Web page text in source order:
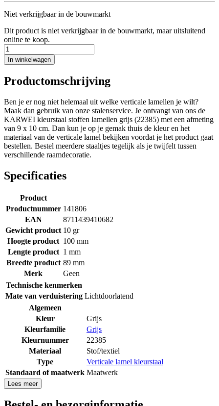
Niet verkrijgbaar in de bouwmarkt
Dit product is niet verkrijgbaar in de bouwmarkt, maar uitsluitend
online te koop.
In winkelwagen
Productomschrijving
Ben je er nog niet helemaal uit welke verticale lamellen je wilt?
Maak dan gebruik van onze stalenservice. Je ontvangt van ons de
KARWEI kleurstaal stoffen lamellen grijs (22385) met een afmeting
van 9 x 10 cm. Dan kun je op je gemak thuis de kleur en het
materiaal van de verticale lamel bekijken voordat je het product gaat
bestellen. Bestel meerdere staaltjes tegelijk als je twijfelt tussen
verschillende raamdecoratie.
Specificaties
Product
Productnummer 141806
EAN
8711439410682
Gewicht product 10 gr
Hoogte product 100 mm
Lengte product 1 mm
Breedte product 89 mm
Merk
Geen
Technische kenmerken
Mate van verduistering Lichtdoorlatend
Algemeen
Kleur
Grijs
Kleurfamilie
Grijs
Kleurnummer
22385
Materiaal
Stof/textiel
Type
Verticale lamel kleurstaal
Standaard of maatwerk Maatwerk
Lees meer